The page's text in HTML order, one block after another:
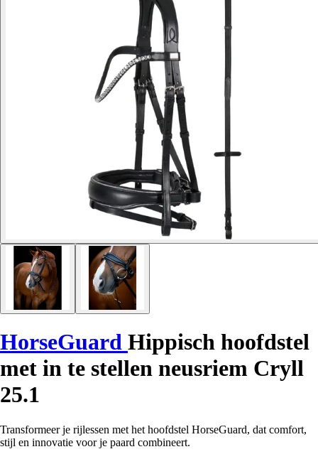
HorseGuard Hippisch hoofdstel
met in te stellen neusriem Cryll
25.1
Transformeer je rijlessen met het hoofdstel HorseGuard, dat comfort,
stijl en innovatie voor je paard combineert.